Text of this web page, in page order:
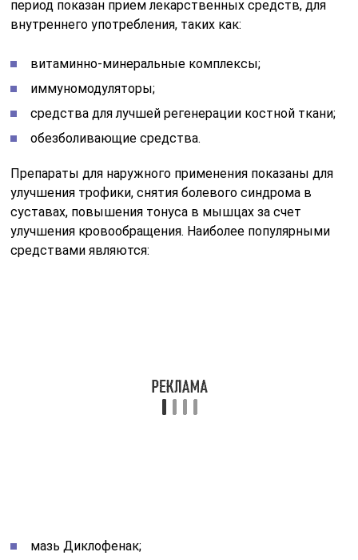
период показан прием лекарственных средств, для
внутреннего употребления, таких как:
витаминно-минеральные комплексы;
иммуномодуляторы;
средства для лучшей регенерации костной ткани;
обезболивающие средства.
Препараты для наружного применения показаны для
улучшения трофики, снятия болевого синдрома в
суставах, повышения тонуса в мышцах за счет
улучшения кровообращения. Наиболее популярными
средствами являются:
является дополнением к другим видам
восстановительного лечения.
конечности. Назначаются они после снятия гипса в